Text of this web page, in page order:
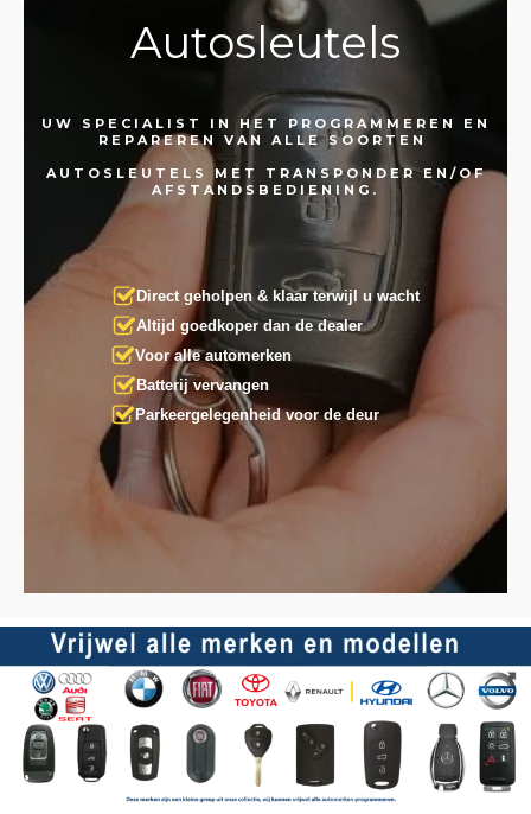
Autosleutels
UW SPECIALIST IN HET PROGRAMMEREN EN
REPAREREN VAN ALLE SOORTEN
AUTOSLEUTELS MET TRANSPONDER EN/OF
AFSTANDSBEDIENING.
Direct geholpen & klaar terwijl u wacht
Altijd goedkoper dan de dealer
Voor alle automerken
Batterij vervangen
Parkeergelegenheid voor de deur